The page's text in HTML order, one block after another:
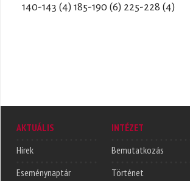
140-143 (4) 185-190 (6) 225-228 (4)
AKTUÁLIS
Hírek
Eseménynaptár
INTÉZET
Bemutatkozás
Történet